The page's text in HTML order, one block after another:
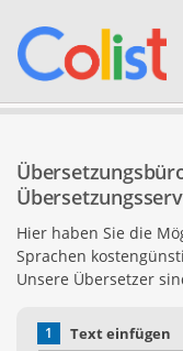
Firmenverzeichnis
Webseiten
Internet-Shops
Hier haben Sie die
Sprachen
Unsere Übersetzer
1 Text einfügen